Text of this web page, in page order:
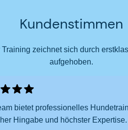
Kundenstimmen
zeichnet sich durch
aufgehoben.
bietet professionelles
Hingabe und höchster Expertise.